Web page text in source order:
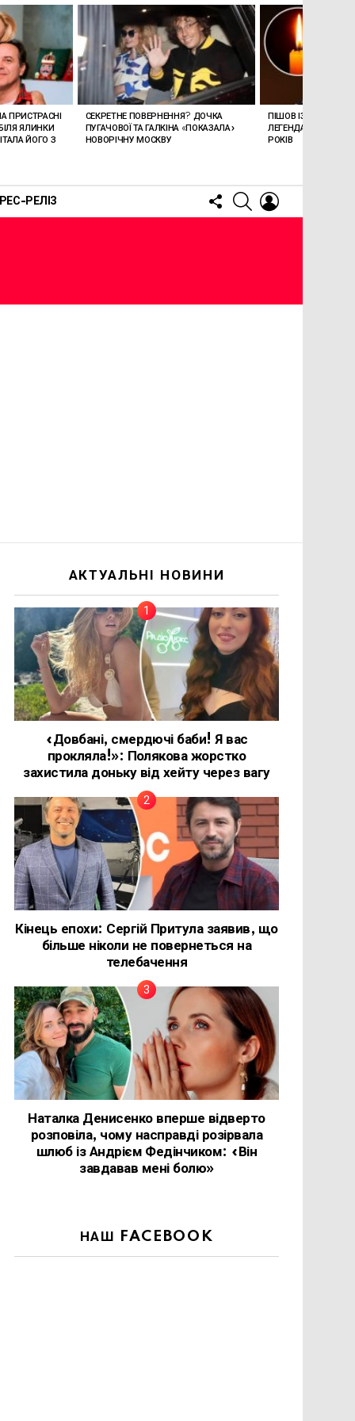
РЕЛІЗ
FOLLOW
US
SEARCH
ПРИСТРАСНІ
ЯЛИНКИ
ЙОГО З
СЕКРЕТНЕ ПОВЕРНЕННЯ? ДОЧКА
ПУГАЧОВОЇ ТА ГАЛКІНА «ПОКАЗАЛА»
НОВОРІЧНУ МОСКВУ
ПІШОВ ІЗ ЖИТТЯ
ЛЕГЕНДАРНОМУ
РОКІВ
АКТУАЛЬНІ НОВИНИ
«Довбані, смердючі баби! Я вас
прокляла!»: Полякова жорстко
захистила доньку від хейту через вагу
Кінець епохи: Сергій Притула заявив, що
більше ніколи не повернеться на
телебачення
Наталка Денисенко вперше відверто
розповіла, чому насправді розірвала
шлюб із Андрієм Федінчиком: «Він
завдавав мені болю»
НАШ FACEBOOK